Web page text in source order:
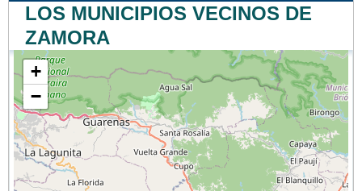
LOS MUNICIPIOS VECINOS DE
ZAMORA
+
−